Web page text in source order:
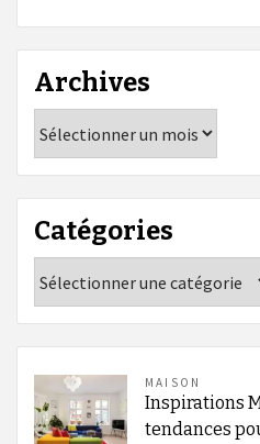
Archives
Catégories
MAISON
Inspirations
tendances